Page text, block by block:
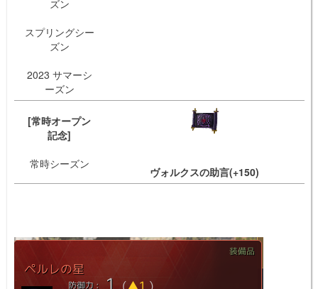
ズン
スプリングシー
ズン
2023 サマーシ
ーズン
[常時オープン
記念]
常時シーズン
ヴォルクスの助言(+150)